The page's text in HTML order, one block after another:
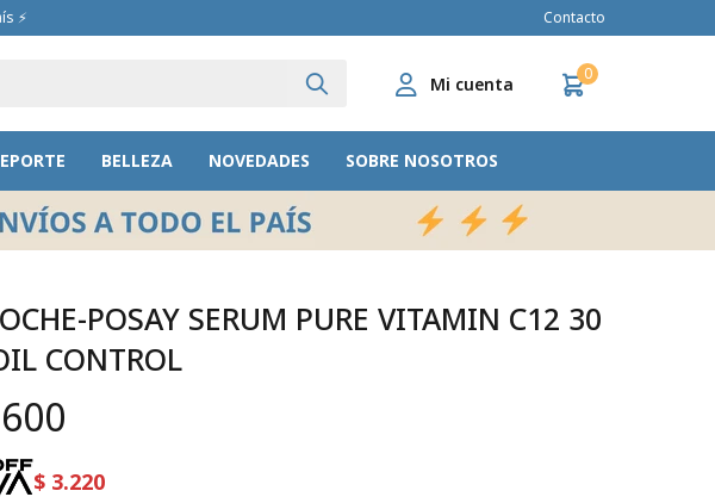
BELLEZA NOVEDADES SOBRE NOSOTROS
0
⚡ Contacto
POSAY SERUM PURE VITAMIN C12 30
CONTROL
$ 3.220